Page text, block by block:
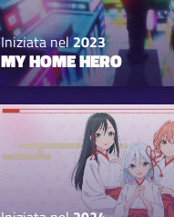
Iniziata nel2023
MY HOME HERO